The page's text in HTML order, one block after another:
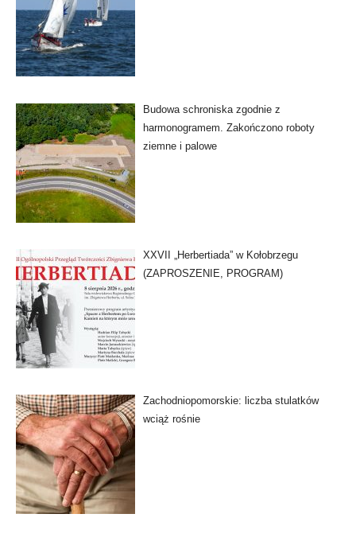
Budowa schroniska zgodnie z
harmonogramem. Zakończono roboty
ziemne i palowe
XXVII „Herbertiada” w Kołobrzegu
(ZAPROSZENIE, PROGRAM)
Zachodniopomorskie: liczba stulatków
wciąż rośnie